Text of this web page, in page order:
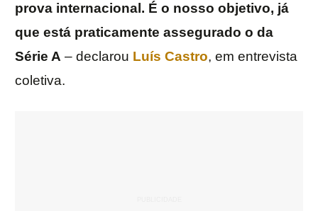
prova internacional. É o nosso objetivo, já
que está praticamente assegurado o da
Série A – declarou Luís Castro, em entrevista
coletiva.